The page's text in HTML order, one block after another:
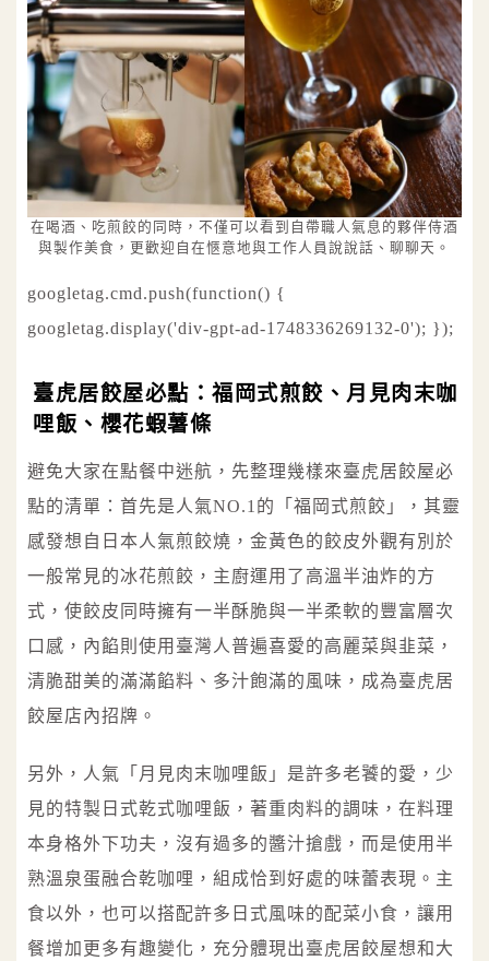
在喝酒、吃煎餃的同時，不僅可以看到自帶職人氣息的夥伴侍酒
與製作美食，更歡迎自在愜意地與工作人員說說話、聊聊天。
googletag.cmd.push(function() {
googletag.display('div-gpt-ad-1748336269132-0'); });
臺虎居餃屋必點：福岡式煎餃、月見肉末咖
哩飯、櫻花蝦薯條
避免大家在點餐中迷航，先整理幾樣來臺虎居餃屋必
點的清單：首先是人氣NO.1的「福岡式煎餃」，其靈
感發想自日本人氣煎餃燒，金黃色的餃皮外觀有別於
一般常見的冰花煎餃，主廚運用了高溫半油炸的方
式，使餃皮同時擁有一半酥脆與一半柔軟的豐富層次
口感，內餡則使用臺灣人普遍喜愛的高麗菜與韭菜，
清脆甜美的滿滿餡料、多汁飽滿的風味，成為臺虎居
餃屋店內招牌。
另外，人氣「月見肉末咖哩飯」是許多老饕的愛，少
見的特製日式乾式咖哩飯，著重肉料的調味，在料理
本身格外下功夫，沒有過多的醬汁搶戲，而是使用半
熟溫泉蛋融合乾咖哩，組成恰到好處的味蕾表現。主
食以外，也可以搭配許多日式風味的配菜小食，讓用
餐增加更多有趣變化，充分體現出臺虎居餃屋想和大